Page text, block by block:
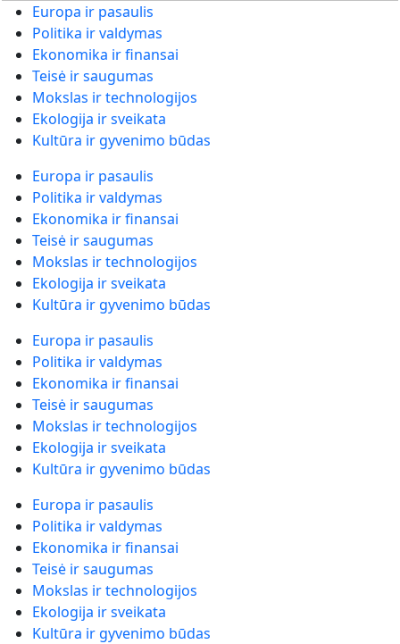
Europa ir pasaulis
Politika ir valdymas
Ekonomika ir finansai
Teisė ir saugumas
Mokslas ir technologijos
Ekologija ir sveikata
Kultūra ir gyvenimo būdas
Europa ir pasaulis
Politika ir valdymas
Ekonomika ir finansai
Teisė ir saugumas
Mokslas ir technologijos
Ekologija ir sveikata
Kultūra ir gyvenimo būdas
Europa ir pasaulis
Politika ir valdymas
Ekonomika ir finansai
Teisė ir saugumas
Mokslas ir technologijos
Ekologija ir sveikata
Kultūra ir gyvenimo būdas
Europa ir pasaulis
Politika ir valdymas
Ekonomika ir finansai
Teisė ir saugumas
Mokslas ir technologijos
Ekologija ir sveikata
Kultūra ir gyvenimo būdas